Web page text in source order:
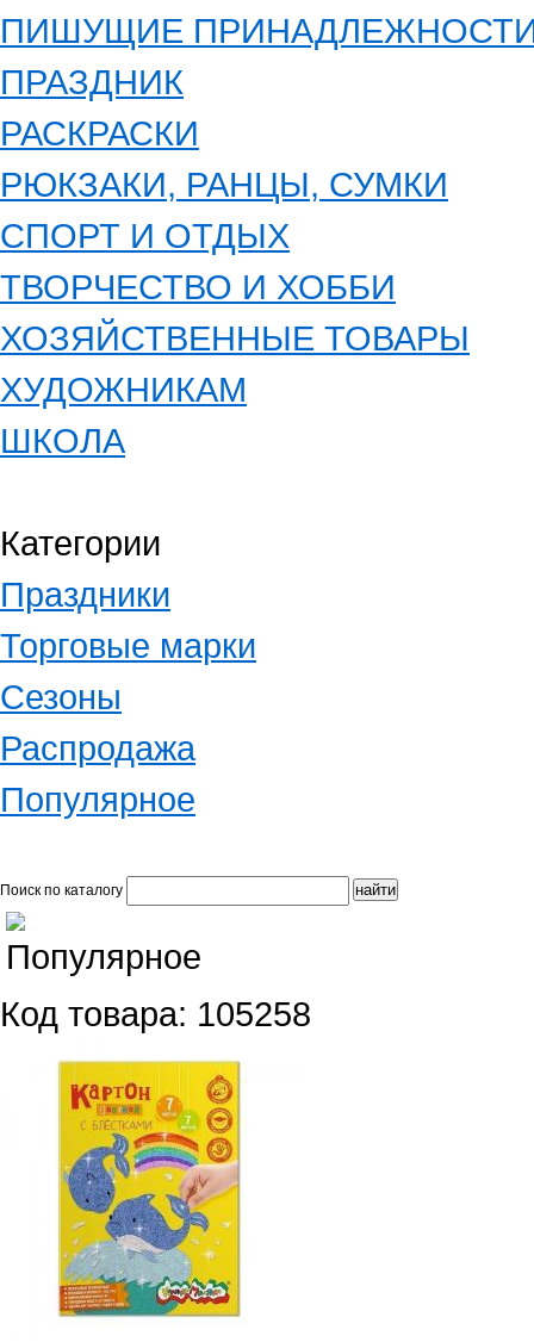
ПИШУЩИЕ
ПРАЗДНИК
РАСКРАСКИ
РЮКЗАКИ, РАНЦЫ, СУМКИ
СПОРТ И ОТДЫХ
ТВОРЧЕСТВО И ХОББИ
ХОЗЯЙСТВЕННЫЕ ТОВАРЫ
ХУДОЖНИКАМ
ШКОЛА
Категории
Праздники
Торговые марки
Сезоны
Распродажа
Популярное
Поиск по каталогу
Код товара: 105258